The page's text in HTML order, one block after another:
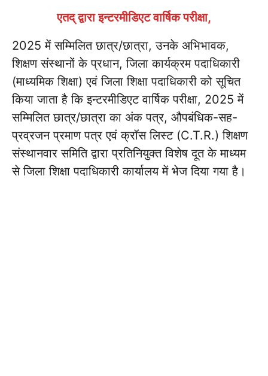
एतद् द्वारा इन्टरमीडिएट वार्षिक परीक्षा,
2025 में सम्मिलित छात्र/छात्रा, उनके अभिभावक,
शिक्षण संस्थानों के प्रधान, जिला कार्यक्रम पदाधिकारी
(माध्यमिक शिक्षा) एवं जिला शिक्षा पदाधिकारी को सूचित
किया जाता है कि इन्टरमीडिएट वार्षिक परीक्षा, 2025 में
सम्मिलित छात्र/छात्रा का अंक पत्र, औपबंधिक-सह-
प्रव्रजन प्रमाण पत्र एवं क्रॉस लिस्ट (C.T.R.) शिक्षण
संस्थानवार समिति द्वारा प्रतिनियुक्त विशेष दूत के माध्यम
से जिला शिक्षा पदाधिकारी कार्यालय में भेज दिया गया है।